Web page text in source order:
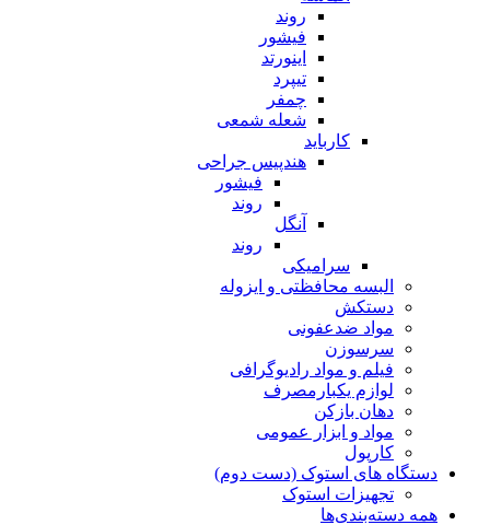
روند
فیشور
اینورتد
تیپرد
چمفر
شعله شمعی
کارباید
هندپیس جراحی
فیشور
روند
آنگل
روند
سرامیکی
البسه محافظتی و ایزوله
دستکش
مواد ضدعفونی
سرسوزن
فیلم و مواد رادیوگرافی
لوازم یکبارمصرف
دهان بازکن
مواد و ابزار عمومی
کارپول
دستگاه های استوک (دست دوم)
تجهیزات استوک
همه دسته‌بندی‌ها